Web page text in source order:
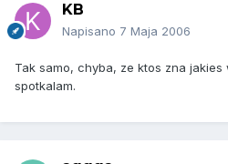
KB
Napisano 7 Maja 2006
Tak samo, chyba, ze ktos zna jakies
spotkalam.